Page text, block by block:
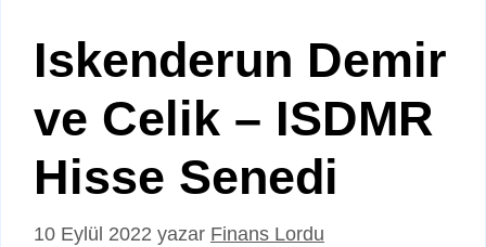
Iskenderun Demir
ve Celik – ISDMR
Hisse Senedi
10 Eylül 2022 yazar Finans Lordu